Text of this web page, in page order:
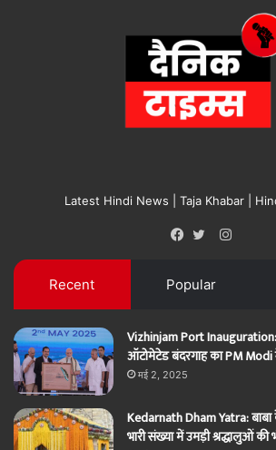
Latest Hindi News | Taja Khabar |
Recent Popular
Vizhinjam Port
ऑटोमेटेड बंदरगाह का PM Modi
मई 2, 2025
Kedarnath Dham Yatra:
भारी संख्या में उमड़ी श्रद्धालुओं की